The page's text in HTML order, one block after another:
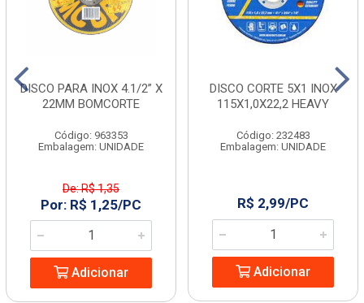
DISCO PARA INOX 4.1/2” X
22MM BOMCORTE
Código: 963353
Embalagem: UNIDADE
De: R$ 1,35
Por: R$ 1,25/PC
Adicionar
DISCO CORTE 5X1 INOX
115X1,0X22,2 HEAVY
Código: 232483
Embalagem: UNIDADE
R$ 2,99/PC
Adicionar